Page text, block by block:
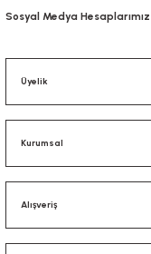
Sosyal Medya Hesaplarımız
Üyelik
Kurumsal
Alışveriş